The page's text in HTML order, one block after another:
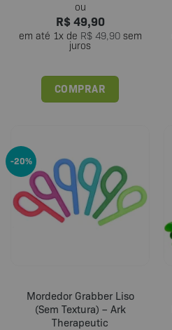
R$49,90
em até 1x de R$49,90sem
juros
COMPRAR
-20%
Mordedor Grabber Liso
(Sem Textura) – Ark
Therapeutic